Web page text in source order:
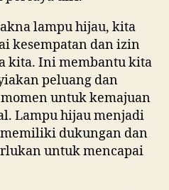
lampu hijau, kita
kesempatan dan izin
kita. Ini membantu kita
peluang dan
untuk kemajuan
Lampu hijau menjadi
dukungan dan
untuk mencapai